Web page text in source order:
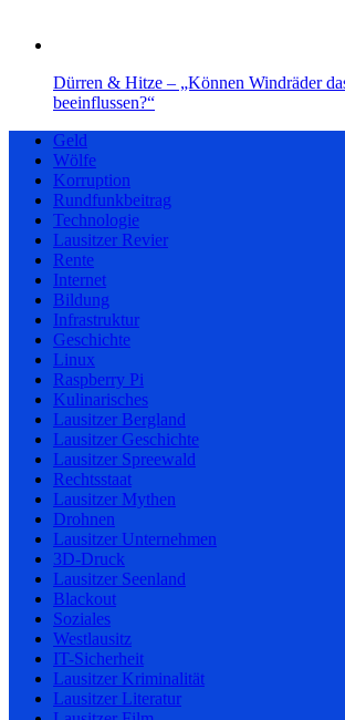
Dürren & Hitze – „Können Windräder
beeinflussen?“
Geld
Wölfe
Korruption
Rundfunkbeitrag
Technologie
Lausitzer Revier
Rente
Internet
Bildung
Infrastruktur
Geschichte
Linux
Raspberry Pi
Kulinarisches
Lausitzer Bergland
Lausitzer Geschichte
Lausitzer Spreewald
Rechtsstaat
Lausitzer Mythen
Drohnen
Lausitzer Unternehmen
3D-Druck
Lausitzer Seenland
Blackout
Soziales
Westlausitz
IT-Sicherheit
Lausitzer Kriminalität
Lausitzer Literatur